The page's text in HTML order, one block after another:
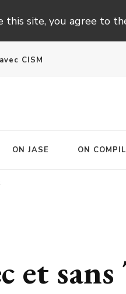
this site, you agree to
CISM
ON JASE ON
et